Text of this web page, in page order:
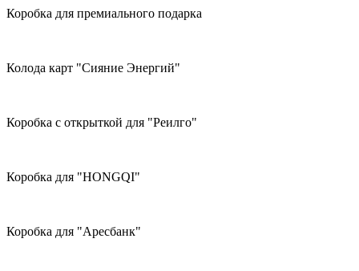
Коробка для премиального подарка
Колода карт "Сияние Энергий"
Коробка с открыткой для "Реилго"
Коробка для "HONGQI"
Коробка для "Аресбанк"